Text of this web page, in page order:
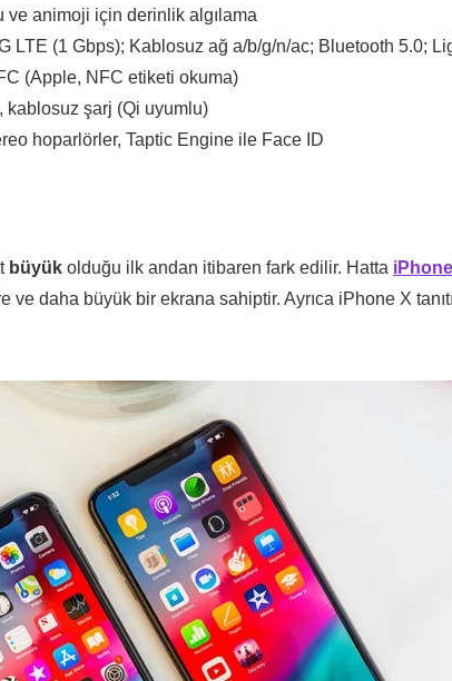
animoji için derinlik algılama
LTE (1 Gbps); Kablosuz ağ a/b/g/n/ac; Bluetooth 5.0;
(Apple, NFC etiketi okuma)
kablosuz şarj (Qi uyumlu)
hoparlörler, Taptic Engine ile Face ID
büyük olduğu ilk andan itibaren fark edilir. Hatta
ve daha büyük bir ekrana sahiptir. Ayrıca iPhone X